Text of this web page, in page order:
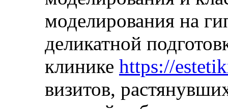
моделирования на
деликатной
клинике https://
визитов,